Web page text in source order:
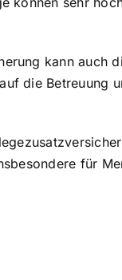
kann auch
die Betreuung
für